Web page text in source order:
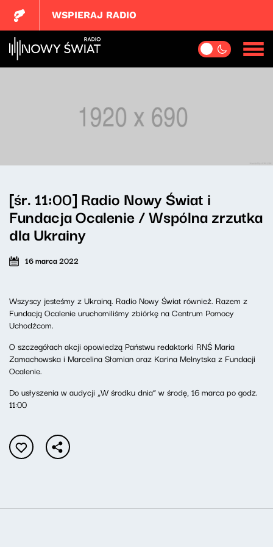
WSPIERAJ RADIO
[śr. 11:00] Radio Nowy Świat i
Fundacja Ocalenie / Wspólna zrzutka
dla Ukrainy
16 marca 2022
Wszyscy jesteśmy z Ukrainą. Radio Nowy Świat również. Razem z
Fundacją Ocalenie uruchomiliśmy zbiórkę na Centrum Pomocy
Uchodźcom.
O szczegółach akcji opowiedzą Państwu redaktorki RNŚ Maria
Zamachowska i Marcelina Słomian oraz Karina Melnytska z Fundacji
Ocalenie.
Do usłyszenia w audycji „W środku dnia” w środę, 16 marca po godz.
11:00